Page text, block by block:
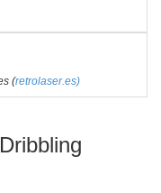
(retrolaser.es)